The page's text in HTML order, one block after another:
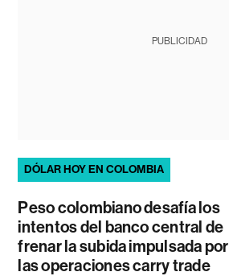
PUBLICIDAD
DÓLAR HOY EN COLOMBIA
Peso colombiano desafía los
intentos del banco central de
frenar la subida impulsada por
las operaciones carry trade